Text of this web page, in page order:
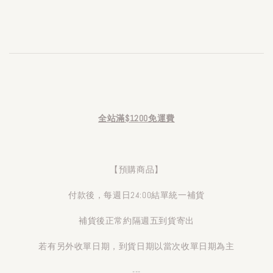
全站滿$1200免運費
【預購商品】
付款後，每週日24:00結單統一補貨
補貨後正常約隔週五到貨寄出
若有另外收單日期，到貨日期以當次收單日期為主